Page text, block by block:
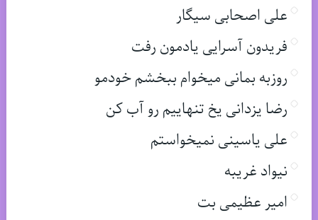
علی اصحابی سیگار
فریدون آسرایی یادمون رفت
روزبه بمانی میخوام ببخشم خودمو
رضا یزدانی یخ تنهاییم رو آب کن
علی یاسینی نمیخواستم
نیواد غریبه
امیر عظیمی بت